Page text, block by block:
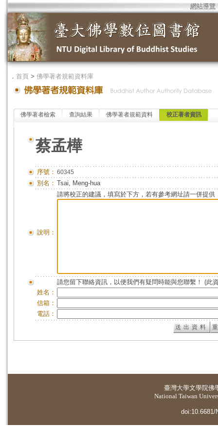
網站導覽
． 首頁 > 佛學著者規範資料庫
佛學著者檢索 查詢結果 佛學著者規範資料 校正著者資訊
蔡孟樺
序號： 60345
別名： Tsai, Meng-hua
說明：
請將校正的建議，填寫於下方，若有參考網址請一併提供
請您留下聯絡資訊，以便我們有疑問時能與您聯繫！ (此
姓名：
信箱：
電話：
臺灣大學文學院佛
National Taiwan
doi:10.6681/